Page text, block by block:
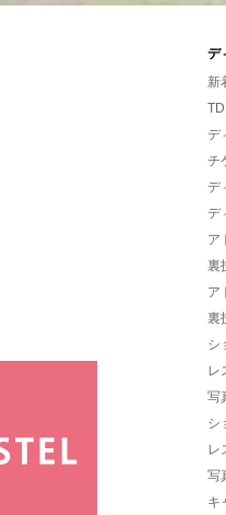
デ
新
デ
チ
デ
デ
ア
裏
ア
裏
シ
レ
写
シ
レ
写
キ